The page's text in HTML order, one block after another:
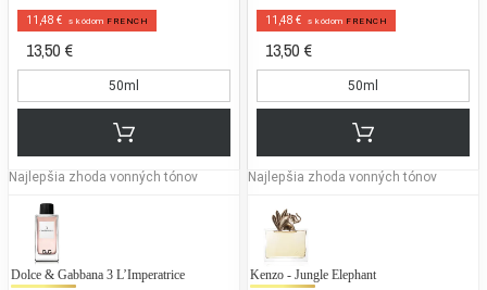
11,48 € s kódom FRENCH
13,50 €
50ml
Najlepšia zhoda vonných tónov
Dolce & Gabbana 3 L’Imperatrice Lacoste - Touch of Pink
11,48 € s kódom FRENCH
13,50 €
50ml
Najlepšia zhoda vonných tónov
Kenzo - Jungle Elephant